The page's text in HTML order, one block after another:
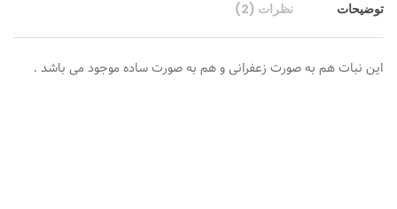
توضیحات نظرات (2)
این نبات هم به صورت زعفرانی و هم به صورت ساده موجود می باشد .